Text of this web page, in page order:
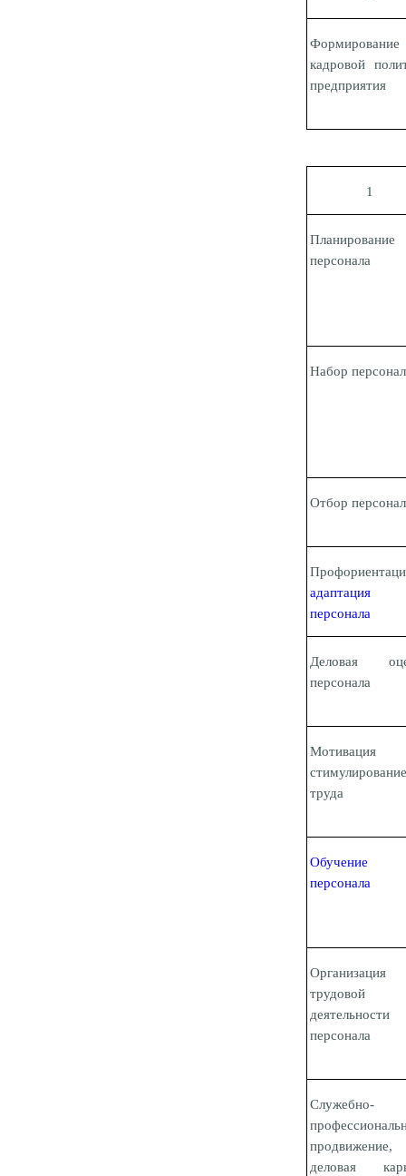
Формирование
кадровой
предприятия
1
Планирование
персонала
Набор
Отбор
адаптация
персонала
Деловая
персонала
труда
Обучение
персонала
Организация
трудовой
деятельности
персонала
Служебно-
професси
продвижение,
деловая